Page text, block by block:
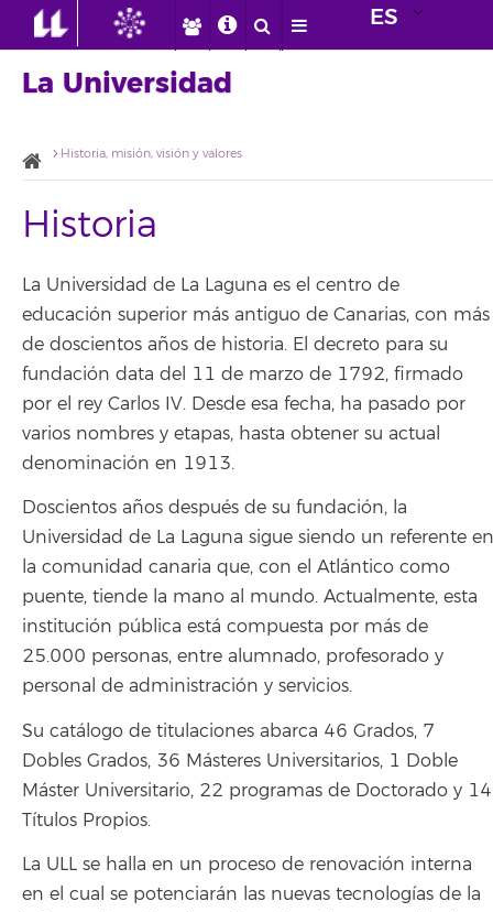
ES
La Universidad
Historia, misión, visión y valores
Historia
La Universidad de La Laguna es el centro de
educación superior más antiguo de Canarias, con más
de doscientos años de historia. El decreto para su
fundación data del 11 de marzo de 1792, firmado
por el rey Carlos IV. Desde esa fecha, ha pasado por
varios nombres y etapas, hasta obtener su actual
denominación en 1913.
Doscientos años después de su fundación, la
Universidad de La Laguna sigue siendo un referente en
la comunidad canaria que, con el Atlántico como
puente, tiende la mano al mundo. Actualmente, esta
institución pública está compuesta por más de
25.000 personas, entre alumnado, profesorado y
personal de administración y servicios.
Su catálogo de titulaciones abarca 46 Grados, 7
Dobles Grados, 36 Másteres Universitarios, 1 Doble
Máster Universitario, 22 programas de Doctorado y 14
Títulos Propios.
La ULL se halla en un proceso de renovación interna
en el cual se potenciarán las nuevas tecnologías de la